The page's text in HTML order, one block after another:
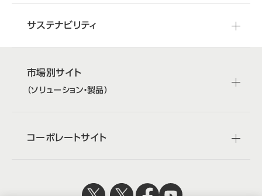
サステナビリティ
市場別サイト
（ソリューション・製品）
コーポレートサイト